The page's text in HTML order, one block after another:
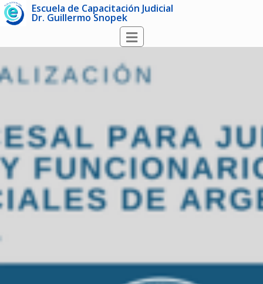
Escuela de Capacitación Judicial
Dr. Guillermo Snopek